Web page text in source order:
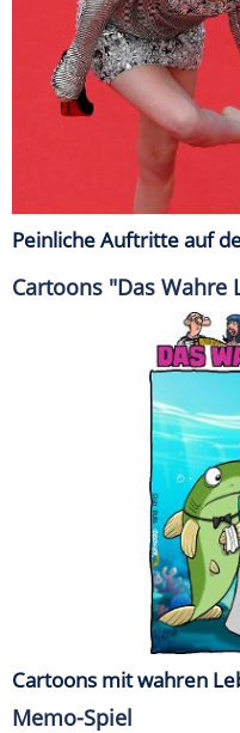
Peinliche Auftritte auf
Cartoons "Das Wahre
Cartoons mit wahren
Memo-Spiel